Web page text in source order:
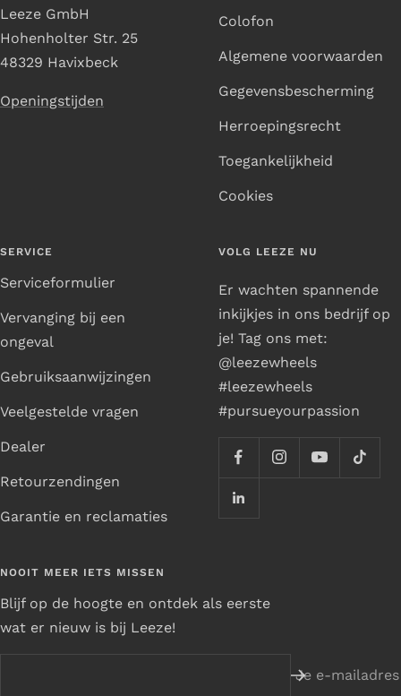
Leeze GmbH
Hohenholter Str. 25
48329 Havixbeck
Openingstijden
Colofon
Algemene voorwaarden
Gegevensbescherming
Herroepingsrecht
Toegankelijkheid
Cookies
SERVICE
Serviceformulier
Vervanging bij een
ongeval
Gebruiksaanwijzingen
Veelgestelde vragen
Dealer
Retourzendingen
Garantie en reclamaties
VOLG LEEZE NU
Er wachten spannende
inkijkjes in ons bedrijf op
je! Tag ons met:
@leezewheels
#leezewheels
#pursueyourpassion
NOOIT MEER IETS MISSEN
Blijf op de hoogte en ontdek als eerste
wat er nieuw is bij Leeze!
Je e-mailadres